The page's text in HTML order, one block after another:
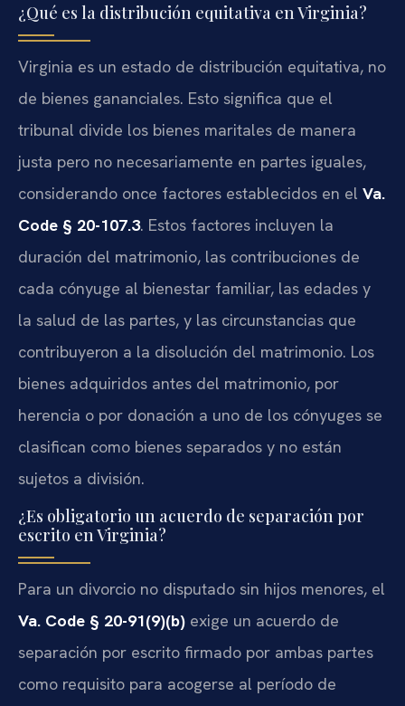
¿Qué es la distribución equitativa en Virginia?
Virginia es un estado de distribución equitativa, no
de bienes gananciales. Esto significa que el
tribunal divide los bienes maritales de manera
justa pero no necesariamente en partes iguales,
considerando once factores establecidos en el Va.
Code § 20-107.3. Estos factores incluyen la
duración del matrimonio, las contribuciones de
cada cónyuge al bienestar familiar, las edades y
la salud de las partes, y las circunstancias que
contribuyeron a la disolución del matrimonio. Los
bienes adquiridos antes del matrimonio, por
herencia o por donación a uno de los cónyuges se
clasifican como bienes separados y no están
sujetos a división.
¿Es obligatorio un acuerdo de separación por
escrito en Virginia?
Para un divorcio no disputado sin hijos menores, el
Va. Code § 20-91(9)(b) exige un acuerdo de
separación por escrito firmado por ambas partes
como requisito para acogerse al período de